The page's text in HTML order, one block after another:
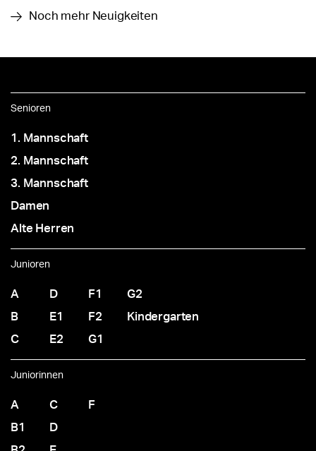
Noch mehr Neuigkeiten
Senioren
1. Mannschaft
2. Mannschaft
3. Mannschaft
Damen
Alte Herren
Junioren
A
B
C
D
E1
E2
F1
F2
G1
G2
Kindergarten
Juniorinnen
A
B1
C
D
F